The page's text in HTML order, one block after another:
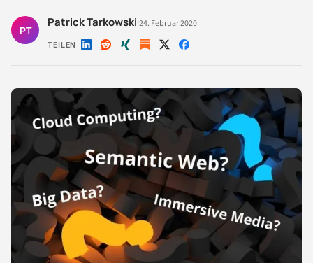
PT
Patrick Tarkowski·24. Februar 2020
TEILEN Auf Auf Auf Auf Auf